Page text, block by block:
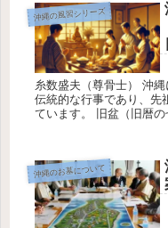
沖縄の風習シリーズ
糸数盛夫（尊骨士） 沖
伝統的な行事であり、先
ています。 旧盆（旧暦
沖縄のお墓について